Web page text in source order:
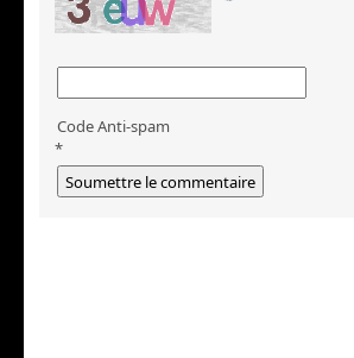
Code Anti-spam
*